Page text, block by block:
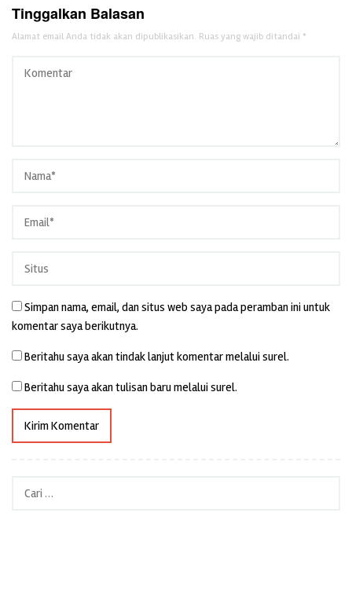
Tinggalkan Balasan
Alamat email Anda tidak akan dipublikasikan. Ruas yang wajib ditandai *
Simpan nama, email, dan situs web saya pada peramban ini untuk
komentar saya berikutnya.
Beritahu saya akan tindak lanjut komentar melalui surel.
Beritahu saya akan tulisan baru melalui surel.